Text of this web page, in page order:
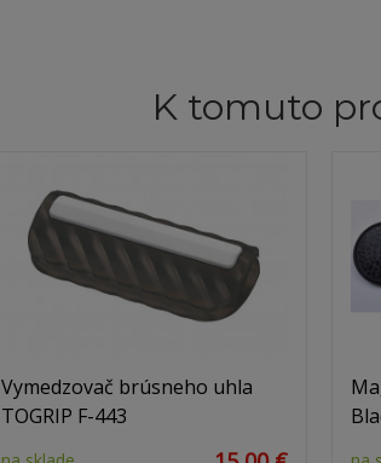
K tomuto
Vymedzovač brúsneho uhla
TOGRIP F-443